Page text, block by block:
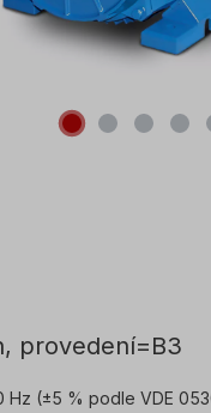
provedení=B3
Hz (±5 % podle VDE